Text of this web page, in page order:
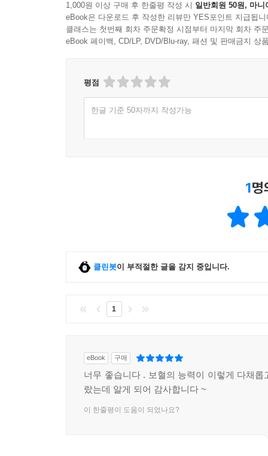
1,000원 이상 구매 후 한줄평 작성 시 일반회원 50원, 마니
eBook은 다운로드 후 작성한 리뷰만 YES포인트 지급됩니
클래스는 첫번째 회차 주문확정 시점부터 마지막 회차 주
eBook 페이백, CD/LP, DVD/Blu-ray, 패션 및 판매금지 상
평점
한글 기준 50자까지 작성가능
1명
클린봇이 부적절한 글을 감지 중입니다.
1
eBook 구매
너무 좋습니다 . 보혈의 능력이 이렇게 다채롭
랐는데 알게 되어 감사합니다 ~
이 한줄평이 도움이 되었나요?